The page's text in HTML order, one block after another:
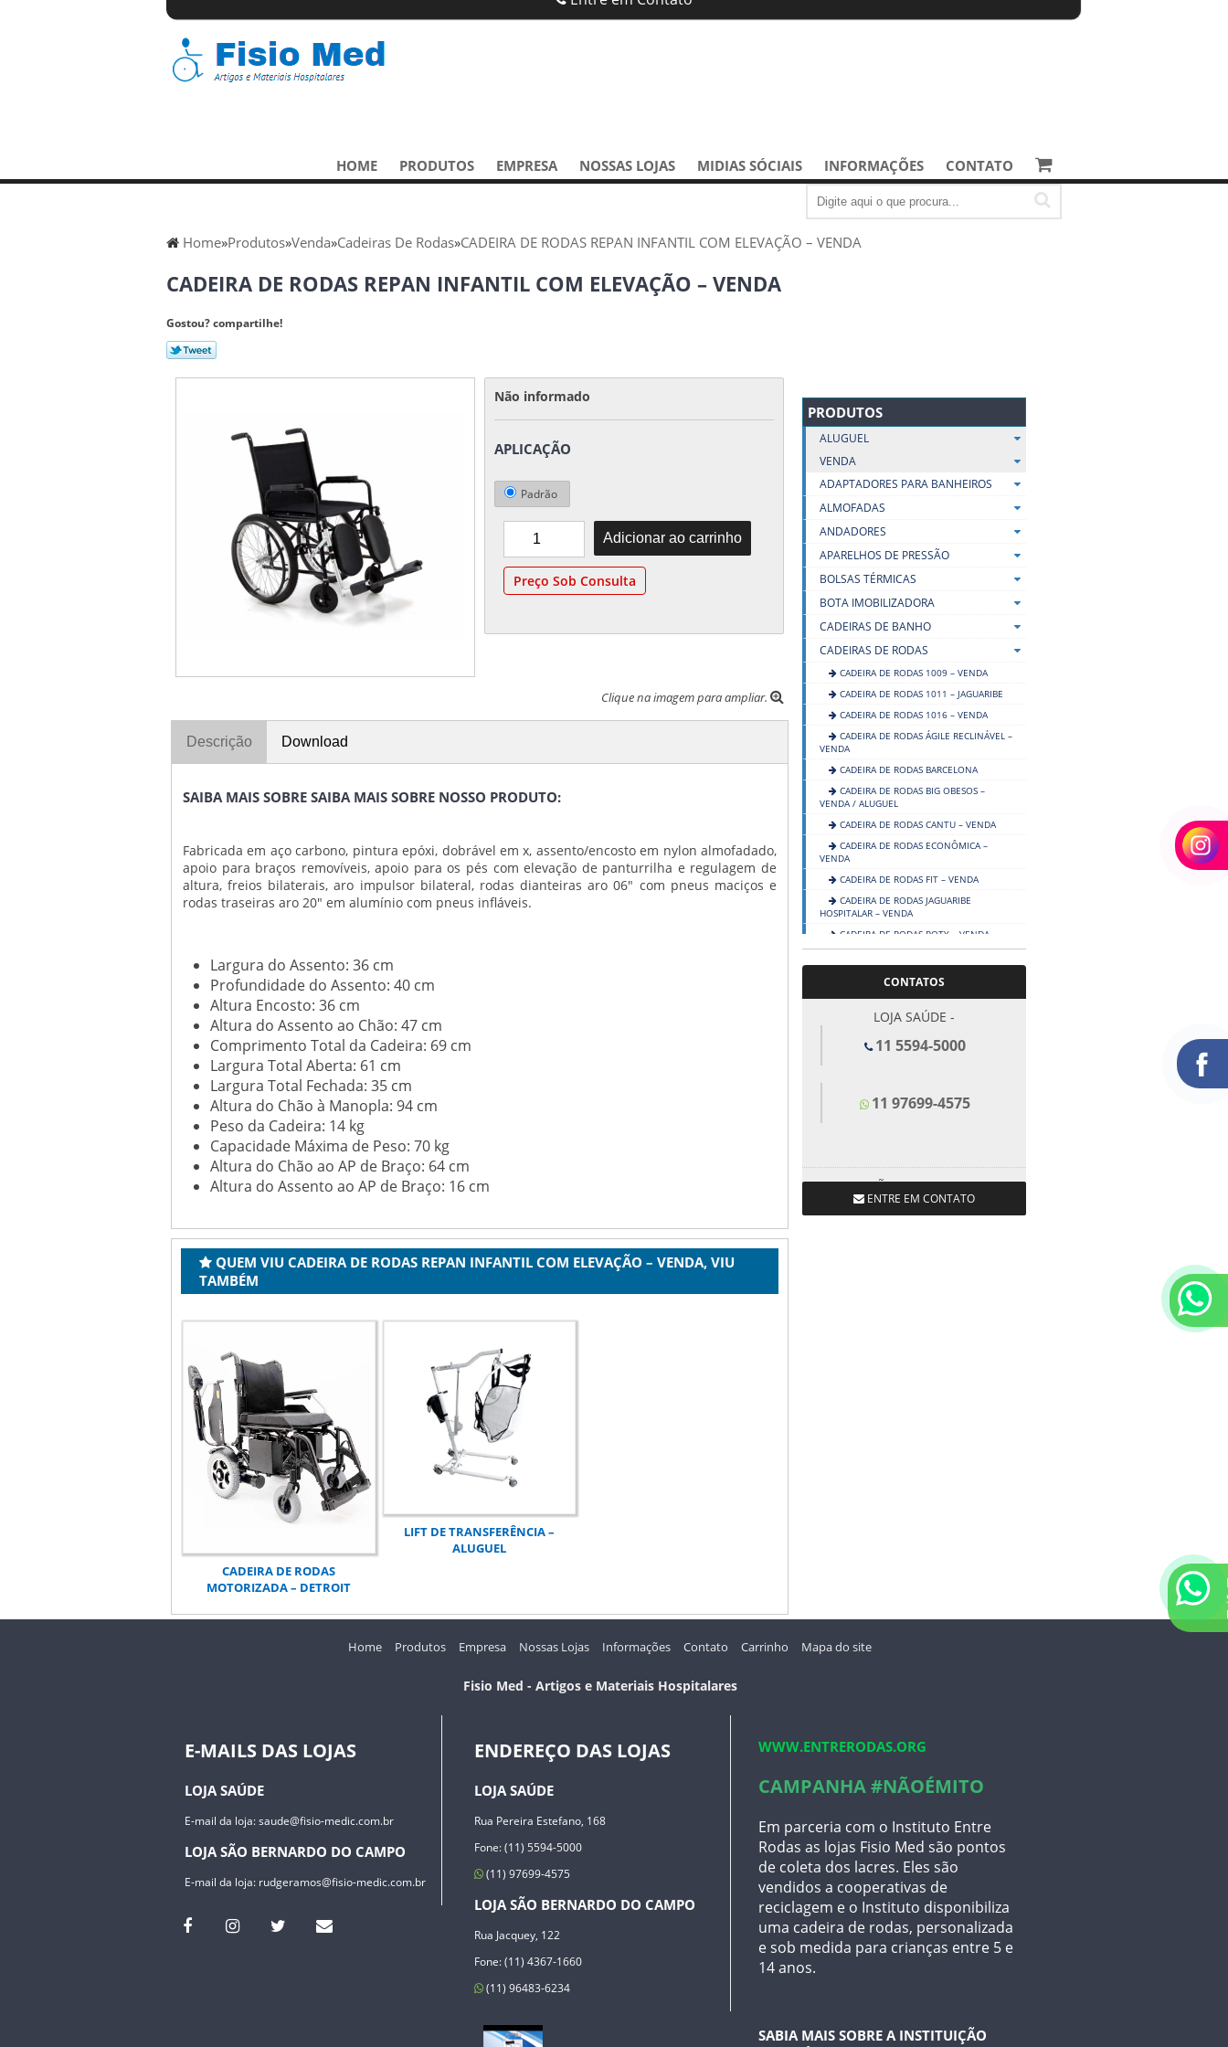
HOME PRODUTOS EMPRESA NOSSAS LOJAS MIDIAS SÓCIAIS INFORMAÇÕES CONTATO
Home»Produtos»Venda»Cadeiras De Rodas»CADEIRA DE RODAS REPAN INFANTIL COM ELEVAÇÃO – VENDA
CADEIRA DE RODAS REPAN INFANTIL COM ELEVAÇÃO – VENDA
Gostou? compartilhe!
Não informado
APLICAÇÃO
Padrão
Preço Sob Consulta
Clique na imagem para ampliar.
Descrição Download
SAIBA MAIS SOBRE SAIBA MAIS SOBRE NOSSO PRODUTO:
Fabricada em aço carbono, pintura epóxi, dobrável em x, assento/encosto em nylon almofadado,
apoio para braços removíveis, apoio para os pés com elevação de panturrilha e regulagem de
altura, freios bilaterais, aro impulsor bilateral, rodas dianteiras aro 06″ com pneus maciços e
rodas traseiras aro 20″ em alumínio com pneus infláveis.
Largura do Assento: 36 cm
Profundidade do Assento: 40 cm
Altura Encosto: 36 cm
Altura do Assento ao Chão: 47 cm
Comprimento Total da Cadeira: 69 cm
Largura Total Aberta: 61 cm
Largura Total Fechada: 35 cm
Altura do Chão à Manopla: 94 cm
Peso da Cadeira: 14 kg
Capacidade Máxima de Peso: 70 kg
Altura do Chão ao AP de Braço: 64 cm
Altura do Assento ao AP de Braço: 16 cm
QUEM VIU CADEIRA DE RODAS REPAN INFANTIL COM ELEVAÇÃO – VENDA, VIU
TAMBÉM
CADEIRA DE RODAS
MOTORIZADA – DETROIT
LIFT DE TRANSFERÊNCIA –
ALUGUEL
PRODUTOS
ALUGUEL
VENDA
ADAPTADORES PARA BANHEIROS
ALMOFADAS
ANDADORES
APARELHOS DE PRESSÃO
BOLSAS TÉRMICAS
BOTA IMOBILIZADORA
CADEIRAS DE BANHO
CADEIRAS DE RODAS
CADEIRA DE RODAS 1009 – VENDA
CADEIRA DE RODAS 1011 – JAGUARIBE
CADEIRA DE RODAS 1016 – VENDA
CADEIRA DE RODAS ÁGILE RECLINÁVEL –
VENDA
CADEIRA DE RODAS BARCELONA
CADEIRA DE RODAS BIG OBESOS –
VENDA / ALUGUEL
CADEIRA DE RODAS CANTU – VENDA
CADEIRA DE RODAS ECONÔMICA –
VENDA
CADEIRA DE RODAS FIT – VENDA
CADEIRA DE RODAS JAGUARIBE
HOSPITALAR – VENDA
CADEIRA DE RODAS POTY – VENDA
– VENDA
CADEIRA DE RODAS REPAN INFANTIL
COM ELEVAÇÃO – VENDA
CADEIRA DE RODAS TRANSIT
CADEIRAS MOTORIZADAS
CAMAS HOSPITALARES
DIVÃS CLÍNICOS E MACAS
TORNOZELO
CONTATOS
LOJA SAÚDE -
11 5594-5000
11 97699-4575
LOJA SÃO BERNARDO DO
CAMPO -
ENTRE EM CONTATO
Home Produtos Empresa Nossas Lojas Informações Contato Carrinho Mapa do site
Fisio Med - Artigos e Materiais Hospitalares
E-MAILS DAS LOJAS
LOJA SAÚDE
E-mail da loja:saude@fisio-medic.com.br
LOJA SÃO BERNARDO DO CAMPO
E-mail da loja: rudgeramos@fisio-medic.com.br
ENDEREÇO DAS LOJAS
LOJA SAÚDE
Rua Pereira Estefano, 168
Fone: (11) 5594-5000
(11) 97699-4575
LOJA SÃO BERNARDO DO CAMPO
Rua Jacquey, 122
Fone: (11) 4367-1660
(11) 96483-6234
WWW.ENTRERODAS.ORG
CAMPANHA #NÃOÉMITO
Em parceria com o Instituto Entre
Rodas as lojas Fisio Med são pontos
de coleta dos lacres. Eles são
vendidos a cooperativas de
reciclagem e o Instituto disponibiliza
uma cadeira de rodas, personalizada
e sob medida para crianças entre 5 e
14 anos.
SABIA MAIS SOBRE A INSTITUIÇÃO